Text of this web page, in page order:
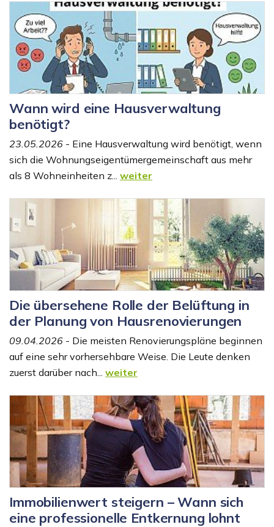
Wann wird eine Hausverwaltung
benötigt?
23.05.2026 - Eine Hausverwaltung wird benötigt, wenn
sich die Wohnungseigentümergemeinschaft aus mehr
als 8 Wohneinheiten z... weiter
Die übersehene Rolle der Belüftung in
der Planung von Hausrenovierungen
09.04.2026 - Die meisten Renovierungspläne beginnen
auf eine sehr vorhersehbare Weise. Die Leute denken
zuerst darüber nach... weiter
Immobilienwert steigern – Wann sich
eine professionelle Entkernung lohnt